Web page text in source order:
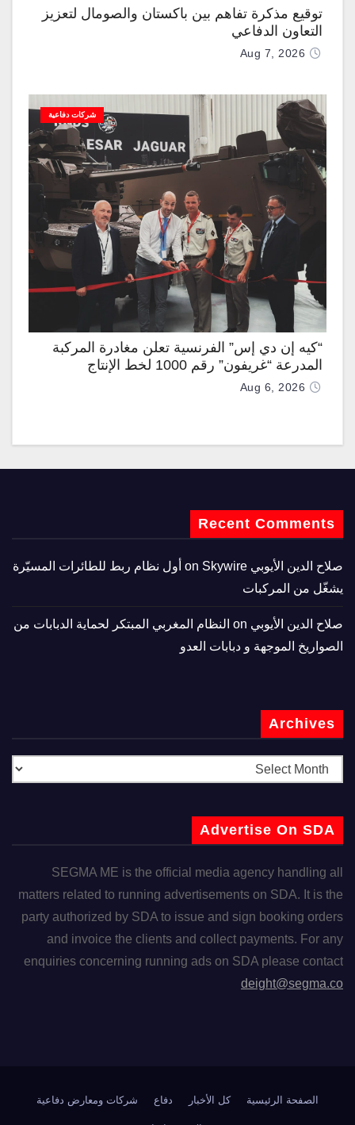
توقيع مذكرة تفاهم بين باكستان والصومال لتعزيز
التعاون الدفاعي
Aug 7, 2026
شركات دفاعية
“كيه إن دي إس” الفرنسية تعلن مغادرة المركبة
المدرعة “غريفون” رقم 1000 لخط الإنتاج
Aug 6, 2026
Recent Comments
صلاح الدين الأيوبي
Skywire أول نظام ربط للطائرات المسيّرة
يشغّل من المركبات
صلاح الدين الأيوبي
النظام المغربي المبتكر لحماية الدبابات من
الصواريخ الموجهة و دبابات العدو
Archives
Advertise On SDA
SEGMA ME is the official media agency handling all
matters related to running advertisements on SDA. It is the
party authorized by SDA to issue and sign booking orders
and invoice the clients and collect payments. For any
enquiries concerning running ads on SDA please contact
deight@segma.co
الصفحة الرئيسية كل الأخبار دفاع شركات ومعارض دفاعية